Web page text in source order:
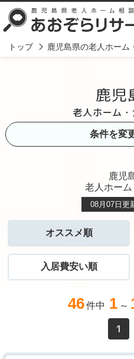
トップ 鹿児島県の老人ホーム
鹿児
老人ホーム
条件を変
鹿児
老人ホー
08月07日 更
オススメ順
入居費安い順
46件中 1 ～
1